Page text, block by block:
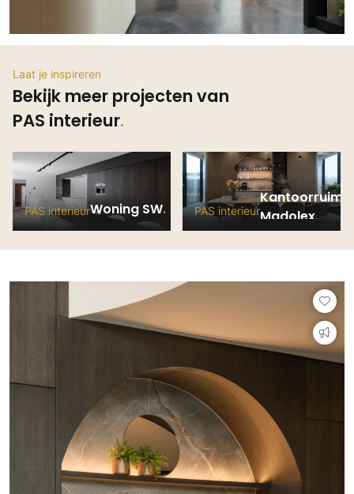
Laat je inspireren
Bekijk meer projecten van
PAS interieur
PAS interieurWoning SW PAS interieurMadolex